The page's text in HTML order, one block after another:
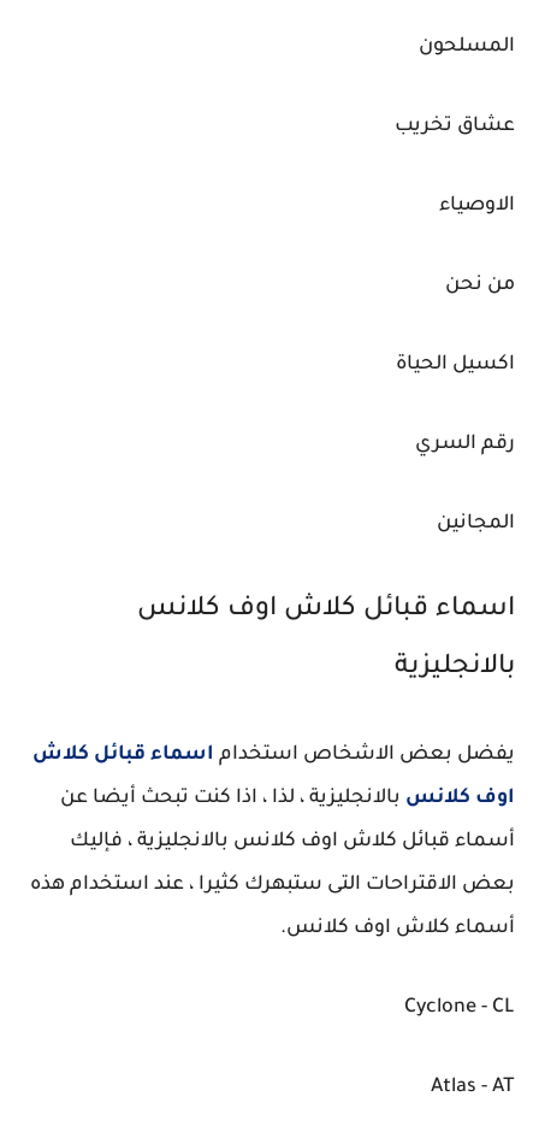
المسلحون
عشاق تخريب
الاوصياء
من نحن
اكسيل الحياة
رقم السري
المجانين
اسماء قبائل كلاش اوف كلانس
بالانجليزية
يفضل بعض الاشخاص استخدام اسماء قبائل كلاش
اوف كلانس بالانجليزية ، لذا ، اذا كنت تبحث أيضا عن
أسماء قبائل كلاش اوف كلانس بالانجليزية ، فإليك
بعض الاقتراحات التى ستبهرك كثيرا ، عند استخدام هذه
أسماء كلاش اوف كلانس.
Cyclone - CL
Atlas - AT